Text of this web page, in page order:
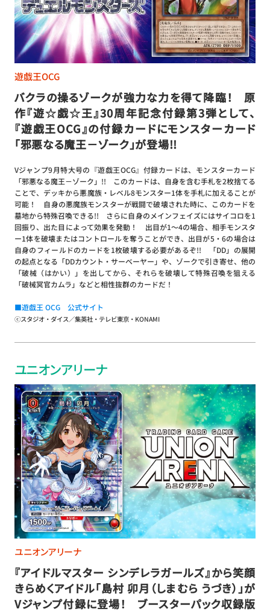
遊戯王OCG
バクラの操るゾークが強力な力を得て降臨！ 原
作『遊☆戯☆王』30周年記念付録第3弾として、
『遊戯王OCG』の付録カードにモンスターカード
「邪悪なる魔王－ゾーク」が登場!!
Vジャンプ9月特大号の『遊戯王OCG』付録カードは、モンスターカード
「邪悪なる魔王－ゾーク」!! このカードは、自身を含む手札を2枚捨てる
ことで、デッキから悪魔族・レベル8モンスター1体を手札に加えることが
可能！ 自身の悪魔族モンスターが戦闘で破壊された時に、このカードを
墓地から特殊召喚できる!! さらに自身のメインフェイズにはサイコロを1
回振り、出た目によって効果を発動！ 出目が1～4の場合、相手モンスタ
ー1体を破壊またはコントロールを奪うことができ、出目が5・6の場合は
自身のフィールドのカードを1枚破壊する必要があるぞ!! 「DD」の展開
の起点となる「DDカウント・サーベーヤー」や、ゾークで引き寄せ、他の
「破械（はかい）」を出してから、それらを破壊して特殊召喚を狙える
「破械冥官カムラ」などと相性抜群のカードだ！
■遊戯王 OCG 公式サイト
ⓒスタジオ・ダイス／集英社・テレビ東京・KONAMI
ユニオンアリーナ
ユニオンアリーナ
『アイドルマスター シンデレラガールズ』から笑顔
きらめくアイドル「島村 卯月（しまむら うづき）」が
Vジャンプ付録に登場！ ブースターパック収録版